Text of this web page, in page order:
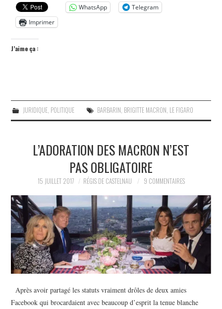
WhatsApp
Telegram
Imprimer
J’aime ça :
JURIDIQUE, POLITIQUE BARBARIN, BRIGITTE MACRON, LE FIGARO
L’ADORATION DES MACRON N’EST
PAS OBLIGATOIRE
15 JUILLET 2017 RÉGIS DE CASTELNAU 9 COMMENTAIRES
Après avoir partagé les statuts vraiment drôles de deux amies
Facebook qui brocardaient avec beaucoup d’esprit la tenue blanche